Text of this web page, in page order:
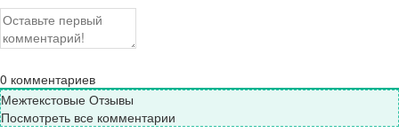
0 комментариев
Межтекстовые Отзывы
Посмотреть все комментарии